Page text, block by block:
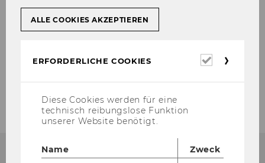
ALLE COOKIES AKZEPTIEREN
ERFORDERLICHE COOKIES
Diese Cookies werden für eine
technisch reibungslose Funktion
unserer Website benötigt.
Name
Zweck